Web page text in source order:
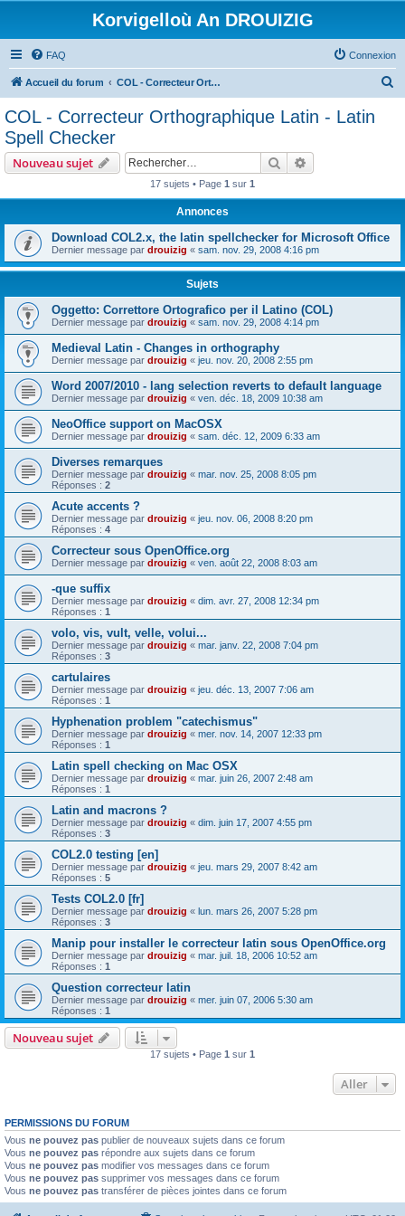
Korvigelloù An DROUIZIG
FAQ Connexion
Accueil du forum COL - Correcteur Orthographique Latin - Latin Spell Checker
COL - Correcteur Orthographique Latin - Latin
Spell Checker
Nouveau sujet Rechercher
17 sujets • Page 1 sur 1
Annonces
Download COL2.x, the latin spellchecker for Microsoft Office
Dernier message par drouizig « sam. nov. 29, 2008 4:16 pm
Sujets
Oggetto: Correttore Ortografico per il Latino (COL)
Dernier message par drouizig « sam. nov. 29, 2008 4:14 pm
Medieval Latin - Changes in orthography
Dernier message par drouizig « jeu. nov. 20, 2008 2:55 pm
Word 2007/2010 - lang selection reverts to default language
Dernier message par drouizig « ven. déc. 18, 2009 10:38 am
NeoOffice support on MacOSX
Dernier message par drouizig « sam. déc. 12, 2009 6:33 am
Diverses remarques
Dernier message par drouizig « mar. nov. 25, 2008 8:05 pm
Réponses : 2
Acute accents ?
Dernier message par drouizig « jeu. nov. 06, 2008 8:20 pm
Réponses : 4
Correcteur sous OpenOffice.org
Dernier message par drouizig « ven. août 22, 2008 8:03 am
-que suffix
Dernier message par drouizig « dim. avr. 27, 2008 12:34 pm
Réponses : 1
volo, vis, vult, velle, volui...
Dernier message par drouizig « mar. janv. 22, 2008 7:04 pm
Réponses : 3
cartulaires
Dernier message par drouizig « jeu. déc. 13, 2007 7:06 am
Réponses : 1
Hyphenation problem "catechismus"
Dernier message par drouizig « mer. nov. 14, 2007 12:33 pm
Réponses : 1
Latin spell checking on Mac OSX
Dernier message par drouizig « mar. juin 26, 2007 2:48 am
Réponses : 1
Latin and macrons ?
Dernier message par drouizig « dim. juin 17, 2007 4:55 pm
Réponses : 3
COL2.0 testing [en]
Dernier message par drouizig « jeu. mars 29, 2007 8:42 am
Réponses : 5
Tests COL2.0 [fr]
Dernier message par drouizig « lun. mars 26, 2007 5:28 pm
Réponses : 3
Manip pour installer le correcteur latin sous OpenOffice.org
Dernier message par drouizig « mar. juil. 18, 2006 10:52 am
Réponses : 1
Question correcteur latin
Dernier message par drouizig « mer. juin 07, 2006 5:30 am
Réponses : 1
Nouveau sujet
17 sujets • Page 1 sur 1
Aller
PERMISSIONS DU FORUM
Vous ne pouvez pas publier de nouveaux sujets dans ce forum
Vous ne pouvez pas répondre aux sujets dans ce forum
Vous ne pouvez pas modifier vos messages dans ce forum
Vous ne pouvez pas supprimer vos messages dans ce forum
Vous ne pouvez pas transférer de pièces jointes dans ce forum